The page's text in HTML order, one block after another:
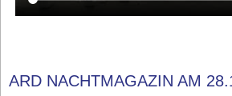
ARD NACHTMAGAZIN AM